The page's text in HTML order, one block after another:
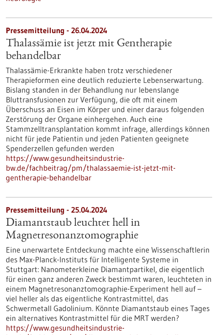
Pressemitteilung - 26.04.2024
Thalassämie ist jetzt mit Gentherapie
behandelbar
Thalassämie-Erkrankte haben trotz verschiedener
Therapieformen eine deutlich reduzierte Lebenserwartung.
Bislang standen in der Behandlung nur lebenslange
Bluttransfusionen zur Verfügung, die oft mit einem
Überschuss an Eisen im Körper und einer daraus folgenden
Zerstörung der Organe einhergehen. Auch eine
Stammzelltransplantation kommt infrage, allerdings können
nicht für jede Patientin und jeden Patienten geeignete
Spenderzellen gefunden werden
https://www.gesundheitsindustrie-
bw.de/fachbeitrag/pm/thalassaemie-ist-jetzt-mit-
gentherapie-behandelbar
Pressemitteilung - 25.04.2024
Diamantstaub leuchtet hell in
Magnetresonanztomographie
Eine unerwartete Entdeckung machte eine Wissenschaftlerin
des Max-Planck-Instituts für Intelligente Systeme in
Stuttgart: Nanometerkleine Diamantpartikel, die eigentlich
für einen ganz anderen Zweck bestimmt waren, leuchteten in
einem Magnetresonanztomographie-Experiment hell auf –
viel heller als das eigentliche Kontrastmittel, das
Schwermetall Gadolinium. Könnte Diamantstaub eines Tages
ein alternatives Kontrastmittel für die MRT werden?
https://www.gesundheitsindustrie-